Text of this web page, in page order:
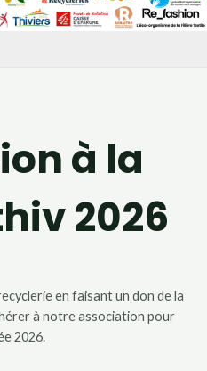
à la
2026
en faisant un don de la
à notre association pour
2026.